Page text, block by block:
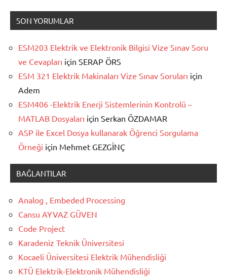
SON YORUMLAR
ESM203 Elektrik ve Elektronik Bilgisi Vize Sınav Soru
ve Cevapları için SERAP ÖRS
ESM 321 Elektrik Makinaları Vize Sınav Soruları için
Adem
ESM406 -Elektrik Enerji Sistemlerinin Kontrolü –
MATLAB Dosyaları için Serkan ÖZDAMAR
ASP ile Excel Dosya kullanarak Öğrenci Sorgulama
Örneği için Mehmet GEZGİNÇ
BAĞLANTILAR
Analog , Embeded Processing
Cansu AYVAZ GÜVEN
Code Project
Karadeniz Teknik Üniversitesi
Kocaeli Üniversitesi Elektrik Mühendisliği
KTÜ Elektrik-Elektronik Mühendisliği